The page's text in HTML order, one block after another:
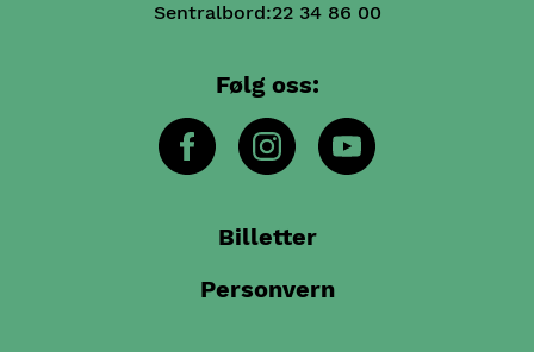
Sentralbord:22 34 86 00
Følg oss:
Billetter
Personvern